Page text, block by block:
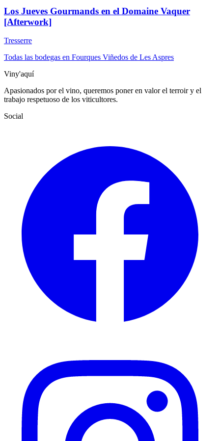
Los Jueves Gourmands en el Domaine Vaquer
[Afterwork]
Tresserre
Todas las bodegas en Fourques Viñedos de Les Aspres
Viny'aquí
Apasionados por el vino, queremos poner en valor el terroir y el
trabajo respetuoso de los viticultores.
Social